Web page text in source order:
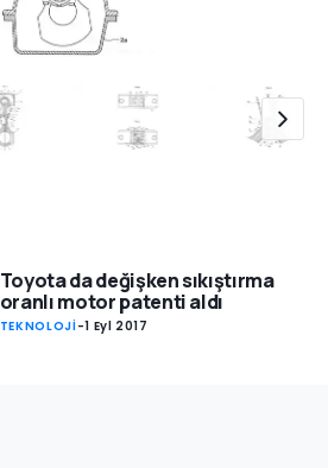
Toyota da değişken sıkıştırma
oranlı motor patenti aldı
TEKNOLOJİ-1 Eyl 2017